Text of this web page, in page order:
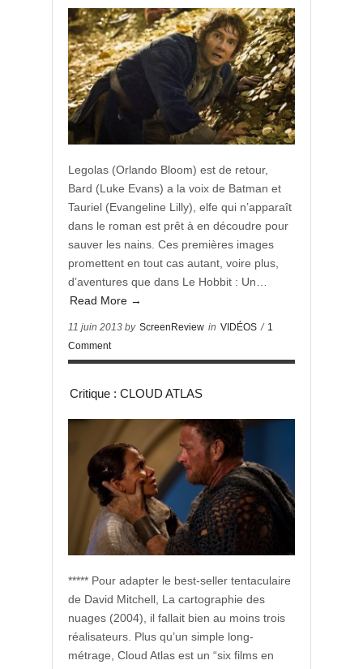
Legolas (Orlando Bloom) est de retour,
Bard (Luke Evans) a la voix de Batman et
Tauriel (Evangeline Lilly), elfe qui n’apparaît
dans le roman est prêt à en découdre pour
sauver les nains. Ces premières images
promettent en tout cas autant, voire plus,
d’aventures que dans Le Hobbit : Un…
Read More →
11 juin 2013 by ScreenReview in VIDÉOS / 1
Comment
Critique : CLOUD ATLAS
***** Pour adapter le best-seller tentaculaire
de David Mitchell, La cartographie des
nuages (2004), il fallait bien au moins trois
réalisateurs. Plus qu’un simple long-
métrage, Cloud Atlas est un “six films en